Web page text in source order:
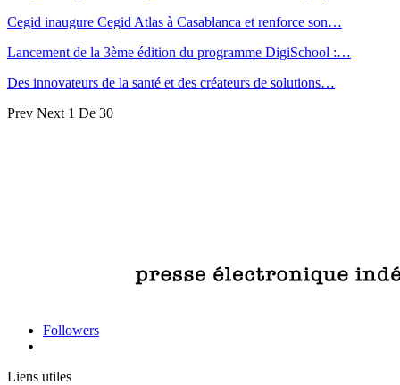
Cegid inaugure Cegid Atlas à Casablanca et renforce son…
Lancement de la 3ème édition du programme DigiSchool :…
Des innovateurs de la santé et des créateurs de solutions…
Prev Next 1 De 30
Followers
Liens utiles